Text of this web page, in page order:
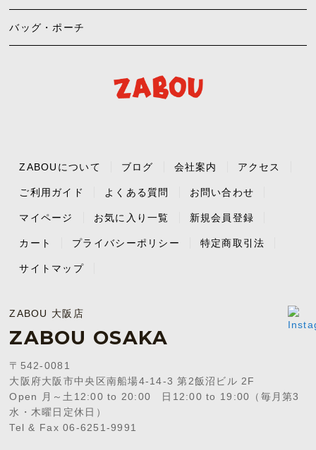
バッグ・ポーチ
ZABOUについて ブログ 会社案内 アクセス
ご利用ガイド よくある質問 お問い合わせ
マイページ お気に入り一覧 新規会員登録
カート プライバシーポリシー 特定商取引法
サイトマップ
ZABOU 大阪店
ZABOU OSAKA
〒542-0081
大阪府大阪市中央区南船場4-14-3 第2飯沼ビル 2F
Open 月～土12:00 to 20:00 日12:00 to 19:00（毎月第3
水・木曜日定休日）
Tel & Fax 06-6251-9991